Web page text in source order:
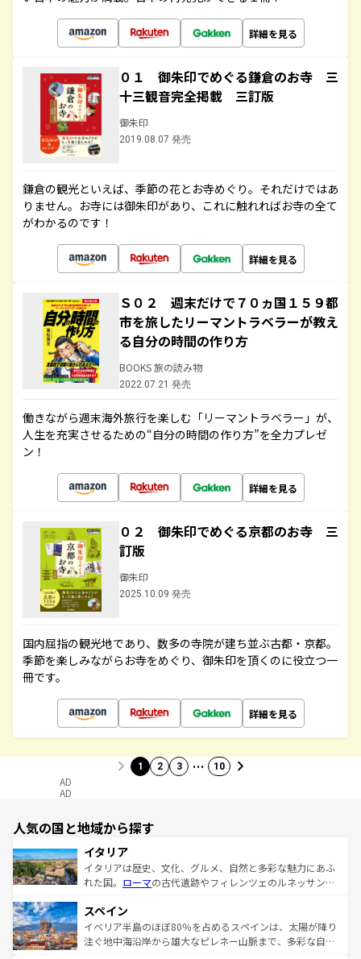
詳細を見る
０１ 御朱印でめぐる鎌倉のお寺 三
十三観音完全掲載 三訂版
御朱印
2019.08.07 発売
鎌倉の観光といえば、季節の花とお寺めぐり。それだけではあ
りません。お寺には御朱印があり、これに触れればお寺の全て
がわかるのです！
詳細を見る
Ｓ０２ 週末だけで７０ヵ国１５９都
市を旅したリーマントラベラーが教え
る自分の時間の作り方
BOOKS 旅の読み物
2022.07.21 発売
働きながら週末海外旅行を楽しむ「リーマントラベラー」が、
人生を充実させるための“自分の時間の作り方”を全力プレゼ
ン！
詳細を見る
０２ 御朱印でめぐる京都のお寺 三
訂版
御朱印
2025.10.09 発売
国内屈指の観光地であり、数多の寺院が建ち並ぶ古都・京都。
季節を楽しみながらお寺をめぐり、御朱印を頂くのに役立つ一
冊です。
詳細を見る
1 2 3 … 10
AD
AD
人気の国と地域から探す
イタリア
イタリアは歴史、文化、グルメ、自然と多彩な魅力にあふ
れた国。 ローマの古代遺跡やフィレンツェのルネッサンス
ろん、トスカーナの美しい田園風景やアマルフィ海岸の絶
景など、自然景観も見逃せない。観光の合間には、本場の
ピザやパスタなど、絶品のイタリア料理を堪能することも
スペイン
イベリア半島のほぼ80％を占めるスペインは、太陽が降り
注ぐ地中海沿岸から雄大なピレネー山脈まで、多彩な自然